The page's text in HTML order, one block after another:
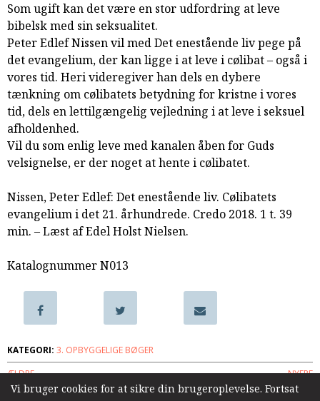
udlån
6.0:
Bibelen
7.0:
Arrangementer
7.1:
Sommerstævne
7.2:
Nordisk
samarbejde
8.0:
Støt
KABB!
9.0:
Links
Næste
Ved
en
korsvej
Forrige
Se,
hvor
Som ugift kan det være en stor udfordring at leve
bibelsk med sin seksualitet.
Peter Edlef Nissen vil med Det enestående liv pege på
det evangelium, der kan ligge i at leve i cølibat – også i
vores tid. Heri videregiver han dels en dybere
tænkning om cølibatets betydning for kristne i vores
tid, dels en lettilgængelig vejledning i at leve i seksuel
afholdenhed.
Vil du som enlig leve med kanalen åben for Guds
velsignelse, er der noget at hente i cølibatet.
Nissen, Peter Edlef: Det enestående liv. Cølibatets
evangelium i det 21. århundrede. Credo 2018. 1 t. 39
min. – Læst af Edel Holst Nielsen.
Katalognummer N013
KATEGORI: 3. OPBYGGELIGE BØGER
ÆLDRE
NYERE
Vi bruger cookies for at sikre din brugeroplevelse. Fortsat